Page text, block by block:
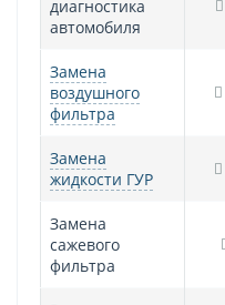
диагностика
автомобиля
Замена
воздушного
фильтра
Замена
жидкости ГУР
Замена
сажевого
фильтра